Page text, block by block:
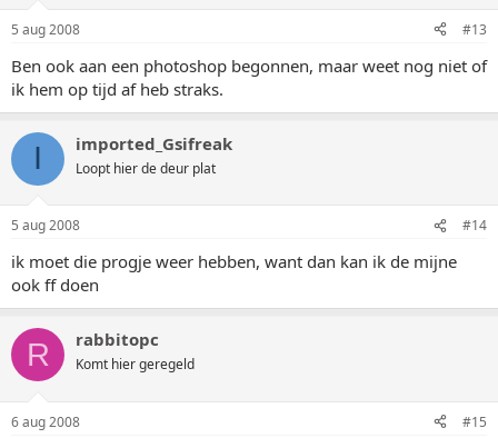
5 aug 2008 #13
Ben ook aan een photoshop begonnen, maar weet nog niet of
ik hem op tijd af heb straks.
I imported_Gsifreak
Loopt hier de deur plat
5 aug 2008 #14
ik moet die progje weer hebben, want dan kan ik de mijne
ook ff doen
R rabbitopc
Komt hier geregeld
6 aug 2008 #15